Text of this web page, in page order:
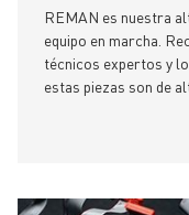
REMAN es nuestra
equipo en marcha.
técnicos expertos y
estas piezas son de